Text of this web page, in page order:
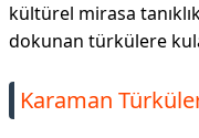
kültürel mirasa
dokunan türkülere
Karaman